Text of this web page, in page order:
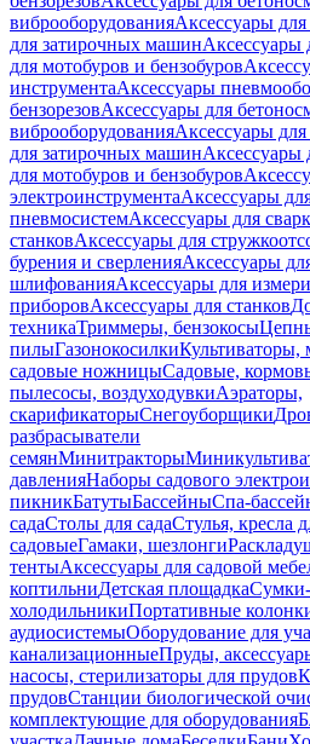
виброоборудованияАксессуары для
для затирочных машинАксессуары
для мотобуров и бензобуров
инструментаАксессуары
бензорезовАксессуары для
виброоборудованияАксессуары для
для затирочных машинАксессуары
для мотобуров и бензобуров
электроинструментаАксессуары
пневмосистемАксессуары для
станковАксессуары для
бурения и сверленияАксессуары
шлифованияАксессуары для
приборовАксессуары для станков
техникаТриммеры, бензокосы
пилыГазонокосилкиКультиваторы,
садовые ножницыСадовые,
пылесосы, воздуходувкиАэраторы,
скарификаторыСнегоуборщики
разбрасыватели
семянМинитракторы
давленияНаборы садового
пикникБатутыБассейныСпа-
садаСтолы для садаСтулья, кресла
садовыеГамаки, шезлонги
тентыАксессуары для садовой
коптильниДетская площадкаСумки-
холодильникиПортативные
аудиосистемыОборудование для
канализационныеПруды,
насосы, стерилизаторы для прудов
прудовСтанции биологической
комплектующие для оборудования